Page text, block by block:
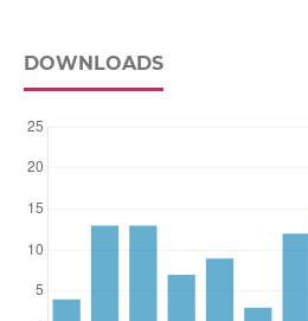
DOWNLOADS